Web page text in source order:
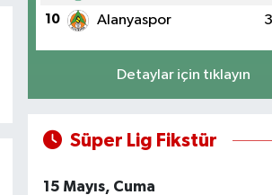
10 Alanyaspor
Detaylar için tıklayın
Süper Lig Fikstür
15 Mayıs, Cuma